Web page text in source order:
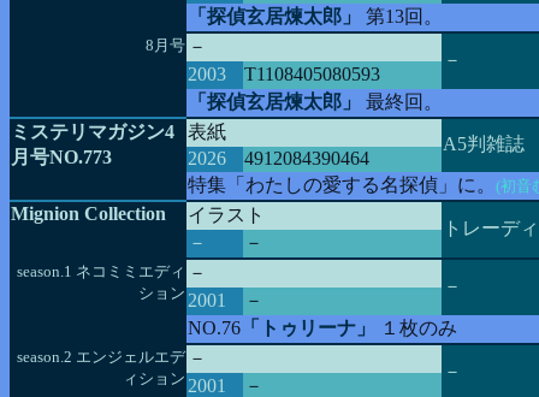
「探偵玄居煉太郎」
第13回。
8月号 －
－
2003
T1108405080593
「探偵玄居煉太郎」
最終回。
ミステリマガジン4
月号NO.773
表紙
A5判雑誌
2026
4912084390464
特集「わたしの愛する名探偵」に。 (初音
Mignion Collection イラスト
トレーデ
－ －
season.1 ネコミミエディ
ション
－
－
2001
－
NO.76 「トゥリーナ」 １枚のみ
season.2 エンジェルエデ
ィション
－
－
2001
－